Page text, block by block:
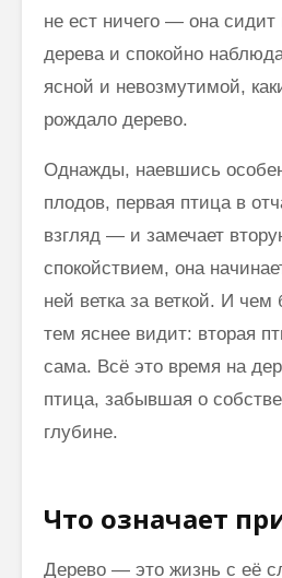
не ест ничего — она
дерева и спокойно
ясной и невозмутимой,
рождало дерево.
Однажды, наевшись
плодов, первая птица в
взгляд — и замечает
спокойствием, она
ней ветка за веткой. И чем
тем яснее видит: вторая
сама. Всё это время на
птица, забывшая о
глубине.
Что означает
Дерево — это жизнь с её